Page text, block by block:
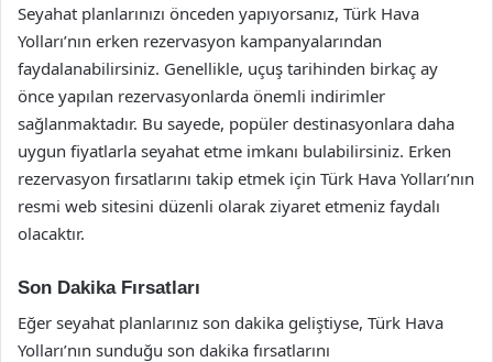
Seyahat planlarınızı önceden yapıyorsanız, Türk Hava
Yolları’nın erken rezervasyon kampanyalarından
faydalanabilirsiniz. Genellikle, uçuş tarihinden birkaç ay
önce yapılan rezervasyonlarda önemli indirimler
sağlanmaktadır. Bu sayede, popüler destinasyonlara daha
uygun fiyatlarla seyahat etme imkanı bulabilirsiniz. Erken
rezervasyon fırsatlarını takip etmek için Türk Hava Yolları’nın
resmi web sitesini düzenli olarak ziyaret etmeniz faydalı
olacaktır.
Son Dakika Fırsatları
Eğer seyahat planlarınız son dakika geliştiyse, Türk Hava
Yolları’nın sunduğu son dakika fırsatlarını